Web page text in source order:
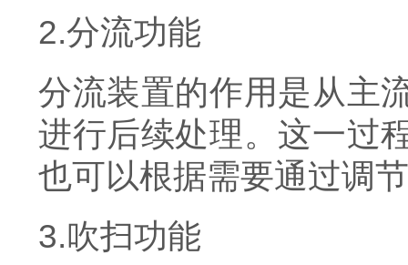
2.分流功能
分流装置的作用是从主
进行后续处理。这一过
也可以根据需要通过调
3.吹扫功能